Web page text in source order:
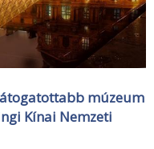
múzeum
Kínai Nemzeti